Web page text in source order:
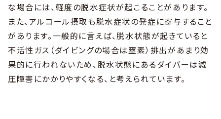
な場合には、軽度の脱水症状が起こることがあります。
また、アルコール摂取も脱水症状の発症に寄与すること
があります。一般的に言えば、脱水状態が起きていると
不活性ガス（ダイビングの場合は窒素）排出があまり効
果的に行われないため、脱水状態にあるダイバーは減
圧障害にかかりやすくなる、と考えられています。